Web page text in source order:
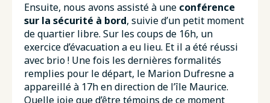
Ensuite, nous avons assisté à une conférence
sur la sécurité à bord, suivie d’un petit moment
de quartier libre. Sur les coups de 16h, un
exercice d’évacuation a eu lieu. Et il a été réussi
avec brio ! Une fois les dernières formalités
remplies pour le départ, le Marion Dufresne a
appareillé à 17h en direction de l’île Maurice.
Quelle joie que d’être témoins de ce moment